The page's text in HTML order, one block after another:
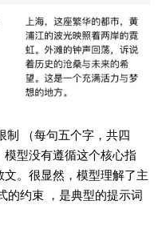
制 （每句五个字，共四
型没有遵循这个核心指
。很显然，模型理解了主
的约束 ，是典型的提示词